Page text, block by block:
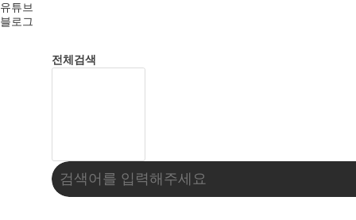
유튜브
블로그
전체검색